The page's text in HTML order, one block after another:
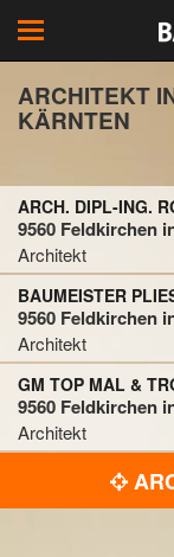
Toggle
navigation
ARCHITEKT
KÄRNTEN
ARCH. DIPL-ING.
9560 Feldkirchen
Architekt
BAUMEISTER
9560 Feldkirchen
Architekt
GM TOP MAL &
9560 Feldkirchen
Architekt